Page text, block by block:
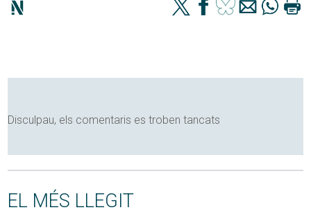
Disculpau, els comentaris es troben tancats
EL MÉS LLEGIT